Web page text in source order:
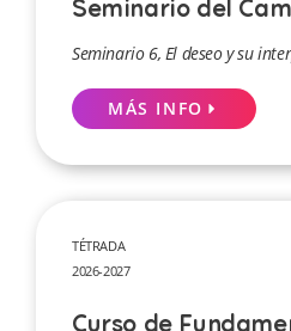
Seminario del
Seminario 6, El deseo y su
MÁS INFO
TÉTRADA
2026-2027
Curso de